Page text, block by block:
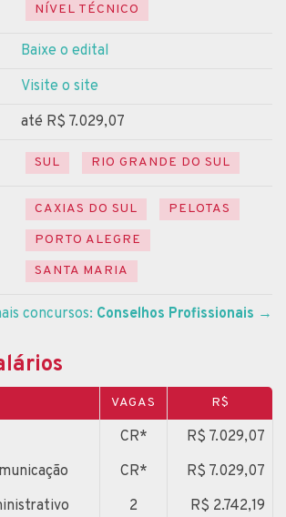
NÍVEL TÉCNICO
Baixe o edital
Visite o site
até R$ 7.029,07
SUL RIO GRANDE DO SUL
CAXIAS DO SUL
PELOTAS
PORTO ALEGRE
SANTA MARIA
concursos: Conselhos Profissionais →
VAGAS R$
CR*
R$ 7.029,07
CR*
R$ 7.029,07
2
R$ 2.742,19